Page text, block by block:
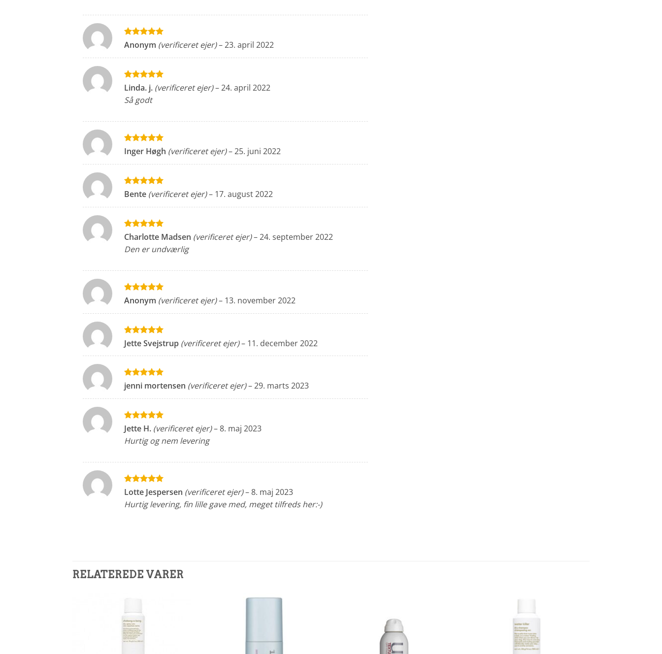
Vurderet5
ud af 5
Anonym (verificeret ejer)–23. april 2022
Vurderet 5
ud af 5
Linda. j. (verificeret ejer)–24. april 2022
Så godt
Vurderet5
ud af 5
Inger Høgh (verificeret ejer)–25. juni 2022
Vurderet5
ud af 5
Bente (verificeret ejer)– 17. august 2022
Vurderet5
Charlotte Madsen (verificeret ejer)–24. september 2022
Den er undværlig
Vurderet5
ud af 5
Anonym (verificeret ejer)– 13. november 2022
Vurderet5
ud af 5
Jette Svejstrup (verificeret ejer)– 11. december 2022
Vurderet5
ud af 5
jenni mortensen (verificeret ejer)–29. marts 2023
Vurderet5
ud af 5
Jette H. (verificeret ejer)–8. maj 2023
Hurtig og nem levering
Vurderet5
ud af 5
Lotte Jespersen (verificeret ejer)–8. maj 2023
Hurtig levering, fin lille gave med, meget tilfreds her:-)
RELATEREDE VARER